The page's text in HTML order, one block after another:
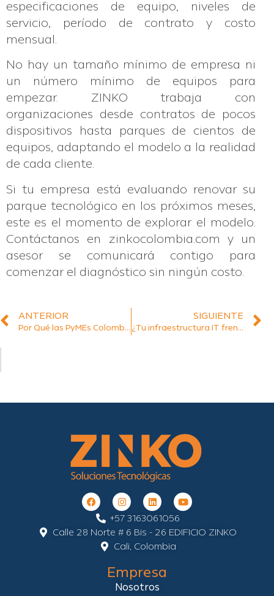
especificaciones de equipo, niveles de
servicio, período de contrato y costo
mensual.
No hay un tamaño mínimo de empresa ni
un número mínimo de equipos para
empezar. ZINKO trabaja con
organizaciones desde contratos de pocos
dispositivos hasta parques de cientos de
equipos, adaptando el modelo a la realidad
de cada cliente.
Si tu empresa está evaluando renovar su
parque tecnológico en los próximos meses,
este es el momento de explorar el modelo.
Contáctanos en zinkocolombia.com y un
asesor se comunicará contigo para
comenzar el diagnóstico sin ningún costo.
ANTERIOR
Por Qué las PyMEs Colombianas Están Adoptando el Modelo DaaS
SIGUIENTE
¿Tu infraestructura IT frena a tu empresa? El poder del DaaS
+57 3163061056
Calle 28 Norte # 6 Bis - 26 EDIFICIO ZINKO
Cali, Colombia
Empresa
Nosotros